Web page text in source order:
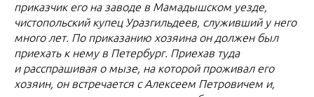
приказчик его на заводе в Мамадышском уезде,
чистопольский купец Уразгильдеев, служивший у него
много лет. По приказанию хозяина он должен был
приехать к нему в Петербург. Приехав туда
и расспрашивая о мызе, на которой проживал его
хозяин, он встречается с Алексеем Петровичем и,